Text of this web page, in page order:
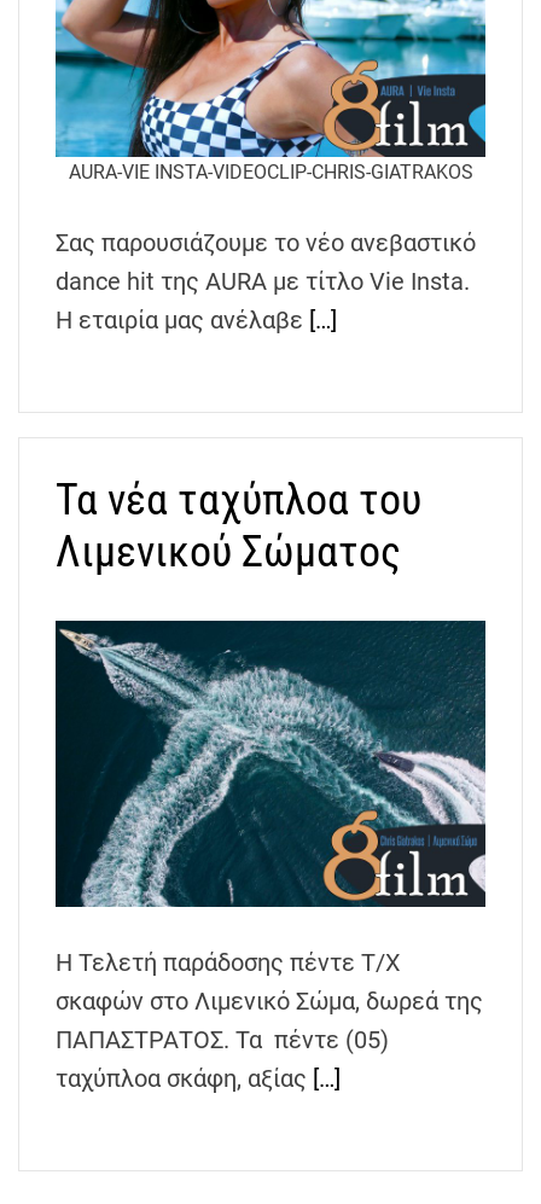
AURA-VIE INSTA-VIDEOCLIP-CHRIS-GIATRAKOS
Σας παρουσιάζουμε το νέο ανεβαστικό
dance hit της AURA με τίτλο Vie Insta.
Η εταιρία μας ανέλαβε […]
Τα νέα ταχύπλοα του
Λιμενικού Σώματος
Η Τελετή παράδοσης πέντε Τ/Χ
σκαφών στο Λιμενικό Σώμα, δωρεά της
ΠΑΠΑΣΤΡΑΤΟΣ. Τα πέντε (05)
ταχύπλοα σκάφη, αξίας […]